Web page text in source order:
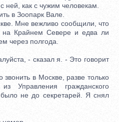
ней, как с чужим человекам.
в Зоопарк Вале.
Мне вежливо сообщили, что
на Крайнем Севере и едва ли
через полгода.
- сказал я. - Это говорит
в Москве, разве только
Управления гражданского
не до секретарей. Я снял